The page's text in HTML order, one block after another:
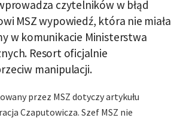
czytelników w błąd
MSZ wypowiedź, która nie miała
w komunikacie Ministerstwa
Resort oficjalnie
manipulacji.
przez MSZ dotyczy artykułu
Czaputowicza. Szef MSZ nie